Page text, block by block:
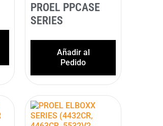
PROEL PPCASE
SERIES
Añadir al
Pedido